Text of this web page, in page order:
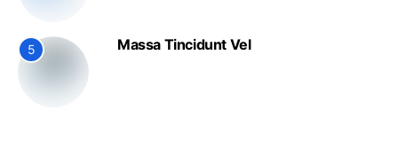
5 Massa Tincidunt Vel